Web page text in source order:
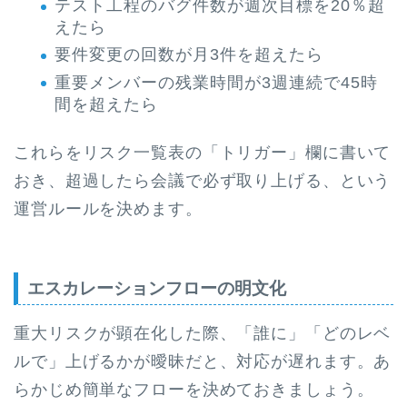
テスト工程のバグ件数が週次目標を20％超
えたら
要件変更の回数が月3件を超えたら
重要メンバーの残業時間が3週連続で45時
間を超えたら
これらをリスク一覧表の「トリガー」欄に書いて
おき、超過したら会議で必ず取り上げる、という
運営ルールを決めます。
エスカレーションフローの明文化
重大リスクが顕在化した際、「誰に」「どのレベ
ルで」上げるかが曖昧だと、対応が遅れます。あ
らかじめ簡単なフローを決めておきましょう。